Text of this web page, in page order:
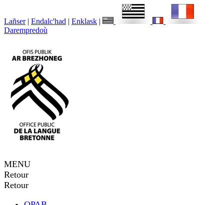
Lañser | Endalc'had | Enklask |
Darempredoù
MENU
Retour
Retour